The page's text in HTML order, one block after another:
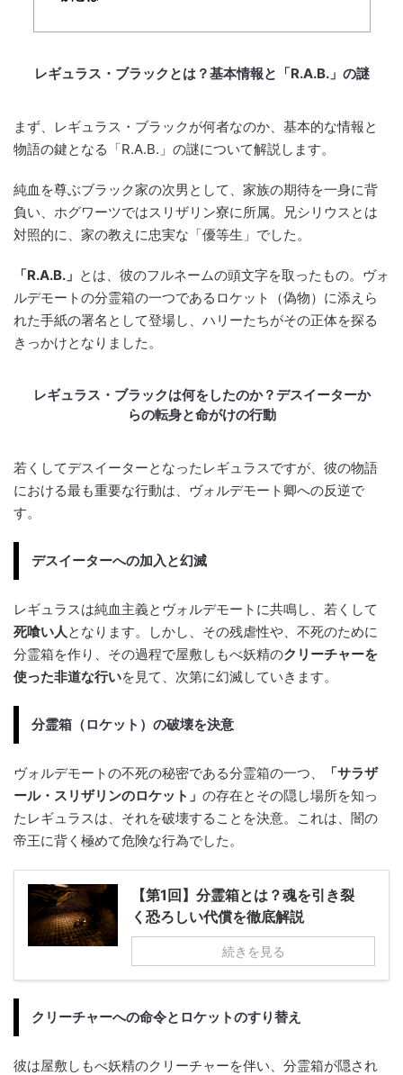
レギュラス・ブラックとは？基本情報と「R.A.B.」の謎
まず、レギュラス・ブラックが何者なのか、基本的な情報と
物語の鍵となる「R.A.B.」の謎について解説します。
純血を尊ぶブラック家の次男として、家族の期待を一身に背
負い、ホグワーツではスリザリン寮に所属。兄シリウスとは
対照的に、家の教えに忠実な「優等生」でした。
「R.A.B.」 とは、彼のフルネームの頭文字を取ったもの。ヴォ
ルデモートの分霊箱の一つであるロケット（偽物）に添えら
れた手紙の署名として登場し、ハリーたちがその正体を探る
きっかけとなりました。
レギュラス・ブラックは何をしたのか？デスイーターか
らの転身と命がけの行動
若くしてデスイーターとなったレギュラスですが、彼の物語
における最も重要な行動は、ヴォルデモート卿への反逆で
す。
デスイーターへの加入と幻滅
レギュラスは純血主義とヴォルデモートに共鳴し、若くして
死喰い人となります。しかし、その残虐性や、不死のために
分霊箱を作り、その過程で屋敷しもべ妖精のクリーチャーを
使った非道な行いを見て、次第に幻滅していきます。
分霊箱（ロケット）の破壊を決意
ヴォルデモートの不死の秘密である分霊箱の一つ、
「サラザ
ール・スリザリンのロケット」 の存在とその隠し場所を知っ
たレギュラスは、それを破壊することを決意。これは、闇の
帝王に背く極めて危険な行為でした。
【第1回】分霊箱とは？魂を引き裂
く恐ろしい代償を徹底解説
続きを見る
クリーチャーへの命令とロケットのすり替え
彼は屋敷しもべ妖精のクリーチャーを伴い、分霊箱が隠され